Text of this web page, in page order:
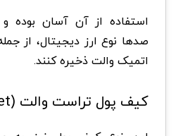
استفاده از آن آسان بوده و
صدها نوع ارز دیجیتال، از
اتمیک والت ذخیره کنند.
کیف ‌پول تراست والت (Trust Wallet)